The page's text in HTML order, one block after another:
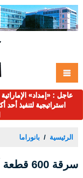
عاجل : «إمداد»
استراتيجية لتنفيذ أحد
الرئيسية بانوراما
سرقة